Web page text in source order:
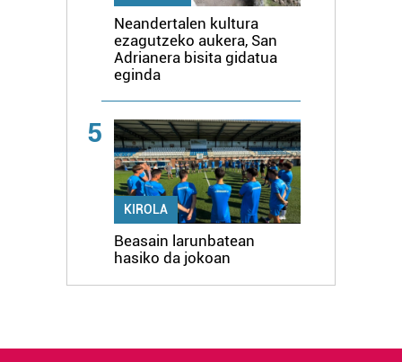
Neandertalen kultura
ezagutzeko aukera, San
Adrianera bisita gidatua
eginda
5
KIROLA
Beasain larunbatean
hasiko da jokoan